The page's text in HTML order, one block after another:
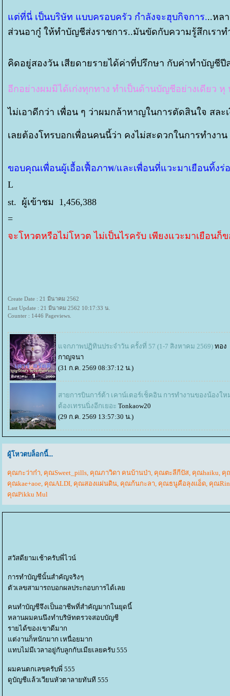
ต่ที่นี่ เป็นบริษัท แบบครอบครัว กำลังจะฮุบกิจการ...หล
ส่วนอากู๋ ให้ทำบัญชีส่งราชการ..มันขัดกับความรู้สึกเรา
คิดอยู่สองวัน เสียดายรายได้ค่าที่ปรึกษา กับค่าทำบัญชีปี
อีกอย่างผมมิได้เก่งทุกทาง ทำเป็นด้านบัญชีอย่างเดียว หุ
ไม่เอาดีกว่า เพื่อน ๆ ว่าผมกล้าหาญในการตัดสินใจ สละ
เลยต้องโทรบอกเพื่อนคนนี้ว่า คงไม่สะดวกในการทำงาน
ขอบคุณเพื่อนผู้เอื้อเฟื้อภาพ/และเพื่อนที่แวะมาเยือนทิ้งร่
L
st. ผู้เข้าชม 1,456,388
=
จะโหวตหรือไม่โหวต ไม่เป็นไรครับ เพียงแวะมาเยือนก็
Create Date : 21 มีนาคม 2562
Last Update : 21 มีนาคม 2562 10:17:33 น.
Counter : 1446 Pageviews.
จกภาพปฏิทินประจำวัน ครั้งที่ 57 (1-7 สิงหาคม 2569) ทอง
กาญจนา
(31 ก.ค. 2569 08:37:12 น.)
สายการบินการ์ต้า เคาน์เตอร์เช็คอิน การทำงานของน้องให
ต้องเทรนนิ่งอีกเยอะ Tonkaow20
(29 ก.ค. 2569 13:57:30 น.)
ผู้โหวตบล็อกนี้...
คุณกะว่าก๋า, คุณSweet_pills, คุณภาวิดา คนบ้านป่า, คุณตะลีกีปัส, คุณhaiku, คุ
คุณkae+aoe, คุณALDI, คุณสองแผ่นดิน, คุณก้นกะลา, คุณธนูคือลุงแอ็ด, คุณ
คุณPikku Mul
สวัสดียามเช้าครับพี่ไวน์
การทำบัญชีนั้นสำคัญจริงๆ
ตัวเลขสามารถบอกผลประกอบการได้เล
คนทำบัญชีจึงเป็นอาชีพที่สำคัญมากในยุดนี้
หลานผมคนนึงทำบริษัทตรวจสอบบัญชี
รายได้ของเขาดีมาก
ต่งานก็หนักมาก เหนื่อยมาก
ทบไม่มีเวลาอยู่กับลูกกับเมียเลยครับ 555
ผมคนตกเลขครับพี่ 555
ดูบัญชีแล้วเวียนหัวตาลายทันที 555